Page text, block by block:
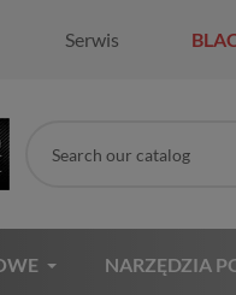
Serwis
NARZĘDZIA